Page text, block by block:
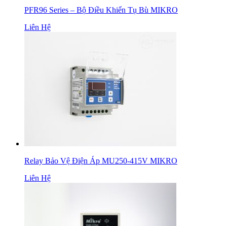
PFR96 Series – Bộ Điều Khiển Tụ Bù MIKRO
Liên Hệ
Relay Bảo Vệ Điện Áp MU250-415V MIKRO
Liên Hệ